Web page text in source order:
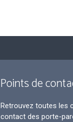
Points de
Retrouvez toutes les
contact des porte-